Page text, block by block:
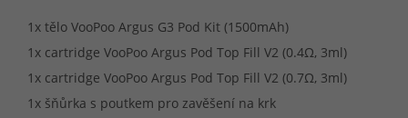
1x tělo VooPoo Argus G3 Pod Kit (1500mAh)
1x cartridge VooPoo Argus Pod Top Fill V2 (0.4Ω, 3ml)
1x cartridge VooPoo Argus Pod Top Fill V2 (0.7Ω, 3ml)
1x šňůrka s poutkem pro zavěšení na krk